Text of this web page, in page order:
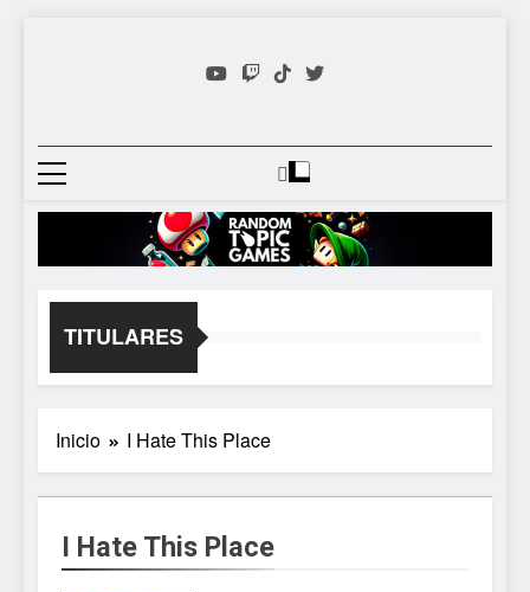
Random
Games
Videojuego Favorito
TITULARES
Inicio I Hate This Place
I Hate This PlaceMistbound: Guild Wars
tendrá su primer CCG digital